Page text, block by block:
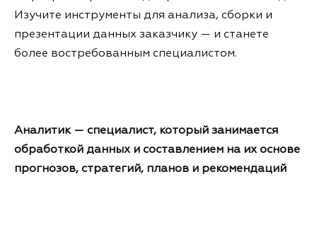
Изучите инструменты для анализа, сборки и
презентации данных заказчику — и станете
более востребованным специалистом.
Аналитик — специалист, который занимается
обработкой данных и составлением на их основе
прогнозов, стратегий, планов и рекомендаций